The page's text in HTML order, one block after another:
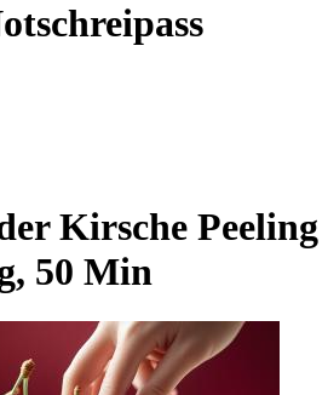
Kirsche Peeling
50 Min